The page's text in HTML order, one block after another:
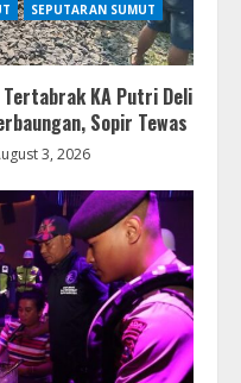
SEPUTARAN SUMUT
Tertabrak KA Putri Deli
Sopir Tewas
3, 2026